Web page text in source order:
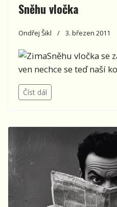
Sněhu vločka
Ondřej Šikl 3. březen 2011
Sněhu vločka se
ven nechce se teď naší
Číst dál